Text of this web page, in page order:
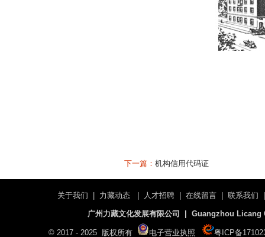
下一篇： 机构信用代码证
关于我们 力藏动态 人才招聘 |在线留言 |联系我们
广州力藏文化发展有限公司 | Guangzhou Licang
© 2017 - 2025 版权所有 电子营业执照 粤ICP备